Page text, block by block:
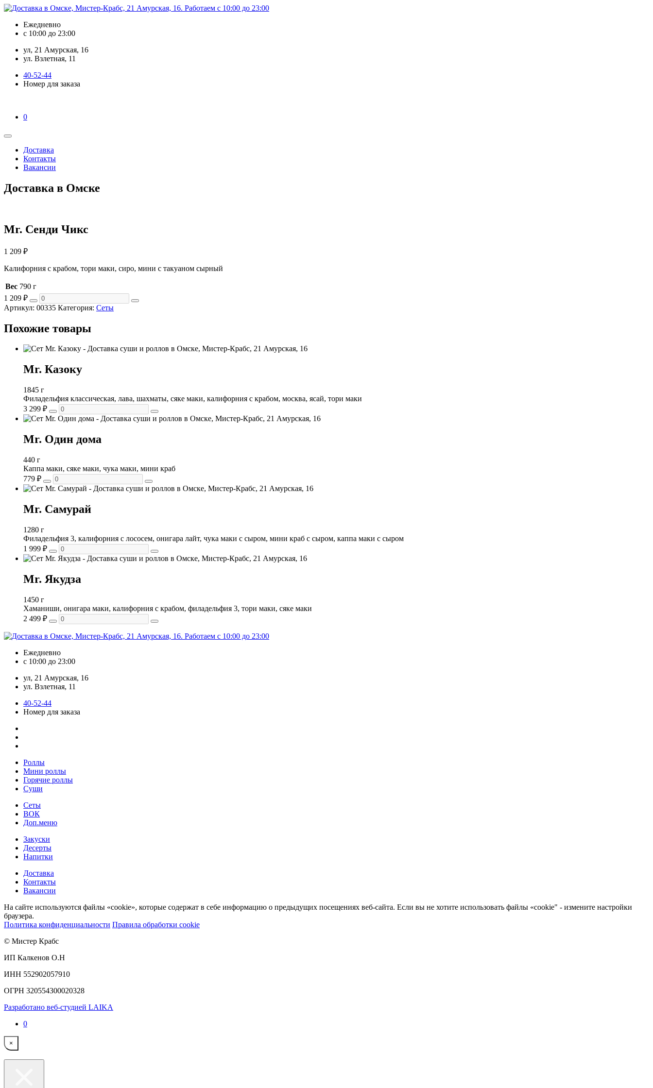
Ежедневно
с 10:00 до 23:00
ул, 21 Амурская, 16
ул. Взлетная, 11
40-52-44
Номер для заказа
0
Доставка
Контакты
Вакансии
Доставка в Омске
Mr. Сенди Чикс
1 209 ₽
Калифорния с крабом, тори маки, сиро, мини с такуаном сырный
Вес 790 г
1 209 ₽
Артикул: 00335 Категория: Сеты
Похожие товары
Mr. Казоку
1845 г
Филадельфия классическая, лава, шахматы, сяке маки, калифорния с крабом, москва, ясай, тори маки
3 299 ₽
Mr. Один дома
440 г
Каппа маки, сяке маки, чука маки, мини краб
779 ₽
Mr. Самурай
1280 г
Филадельфия 3, калифорния с лососем, онигара лайт, чука маки с сыром, мини краб с сыром, каппа маки с сыром
1 999 ₽
Mr. Якудза
1450 г
Хаманиши, онигара маки, калифорния с крабом, филадельфия 3, тори маки, сяке маки
2 499 ₽
Ежедневно
с 10:00 до 23:00
ул, 21 Амурская, 16
ул. Взлетная, 11
40-52-44
Номер для заказа
Роллы
Мини роллы
Горячие роллы
Суши
Сеты
ВОК
Доп.меню
Закуски
Десерты
Напитки
Доставка
Контакты
Вакансии
На сайте используются файлы «cookie», которые содержат в себе информацию о предыдущих посещениях веб-сайта. Если вы не хотите использовать файлы «cookie" - измените настройки
браузера.
Политика конфиденциальности Правила обработки cookie
© Мистер Крабс
ИП Калкенов О.Н
ИНН 552902057910
ОГРН 320554300020328
Разработано веб-студией LAIKA
0
×